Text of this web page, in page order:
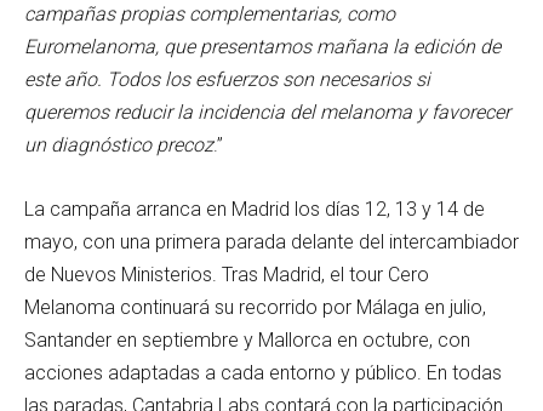
campañas propias complementarias, como
Euromelanoma, que presentamos mañana la edición de
este año. Todos los esfuerzos son necesarios si
queremos reducir la incidencia del melanoma y favorecer
un diagnóstico precoz.”
La campaña arranca en Madrid los días 12, 13 y 14 de
mayo, con una primera parada delante del intercambiador
de Nuevos Ministerios. Tras Madrid, el tour Cero
Melanoma continuará su recorrido por Málaga en julio,
Santander en septiembre y Mallorca en octubre, con
acciones adaptadas a cada entorno y público. En todas
las paradas, Cantabria Labs contará con la participación